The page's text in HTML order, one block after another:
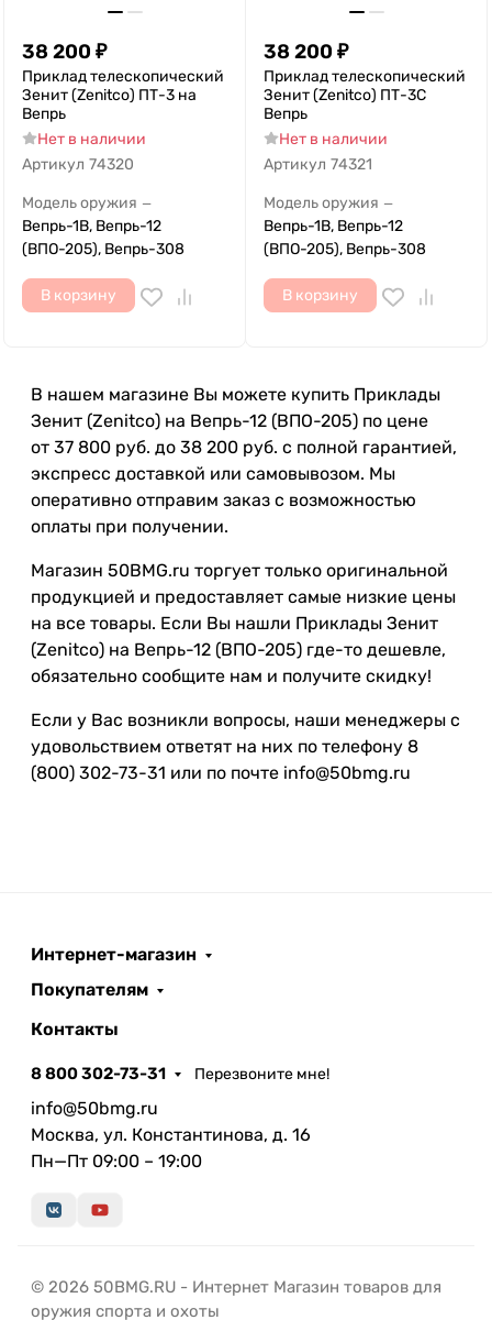
38 200 ₽
Приклад телескопический
Зенит (Zenitco) ПТ-3 на
Вепрь
Нет в наличии
Артикул 74320
Модель оружия —
Вепрь-1В, Вепрь-12
(ВПО-205), Вепрь-308
В корзину
38 200 ₽
Приклад телескопический
Зенит (Zenitco) ПТ-3С
Вепрь
Нет в наличии
Артикул 74321
Модель оружия —
Вепрь-1В, Вепрь-12
(ВПО-205), Вепрь-308
В корзину
В нашем магазине Вы можете купить Приклады
Зенит (Zenitco) на Вепрь-12 (ВПО-205) по цене
от 37 800 руб. до 38 200 руб. с полной гарантией,
экспресс доставкой или самовывозом. Мы
оперативно отправим заказ с возможностью
оплаты при получении.
Магазин 50BMG.ru торгует только оригинальной
продукцией и предоставляет самые низкие цены
на все товары. Если Вы нашли Приклады Зенит
(Zenitco) на Вепрь-12 (ВПО-205) где-то дешевле,
обязательно сообщите нам и получите скидку!
Если у Вас возникли вопросы, наши менеджеры с
удовольствием ответят на них по телефону 8
(800) 302-73-31 или по почте info@50bmg.ru
Интернет-магазин
Покупателям
Контакты
8 800 302-73-31 Перезвоните мне!
info@50bmg.ru
Москва, ул. Константинова, д. 16
Пн—Пт 09:00 – 19:00
© 2026 50BMG.RU - Интернет Магазин товаров для
оружия спорта и охоты